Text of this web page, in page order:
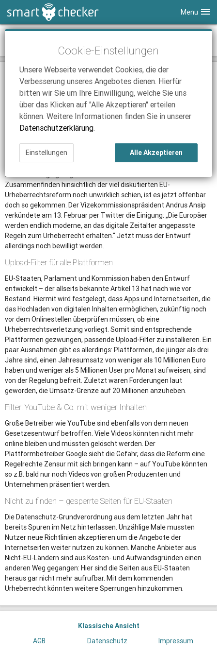
Menu
Smartphone Vergleich
Anbieter
iPhone Tarifvergleich
News
Ratgeber
Tarifvergleich
Tablet Vergleich
Surfsticks
iPad Tarifvergleich
News
Tarifvergleich
Internetanbieter
DSL Tarife
News
SmartChecker TV
15.02.2019 | 10:10|Düsseldorf|Janis Kleinwächter
Upload-Filter werden fester Bestandteil
Nach stockenden Verhandlungen ist es jetzt anscheinend
schnell gegangen: Die EU-Parteien haben einen neuen Entwurf
für ein kommendes Urheberrecht vorgelegt. Dabei sind die
sogenannten Upload-Filter fester Bestandteil, außerdem sollen
Google, Facebook und Co. zur Kasse gebeten werden.
Am Ende ein schneller Beschluss?
Zum Schluss ging es ganz schnell – während Ende Januar ein
Zusammenfinden hinsichtlich der viel diskutierten EU-
Urheberrechtsreform noch unwirklich schien, ist es jetzt offenbar
doch so gekommen. Der Vizekommissionspräsident Andrus Ansip
verkündete am 13. Februar per Twitter die Einigung: „Die Europäer
werden endlich moderne, an das digitale Zeitalter angepasste
Regeln zum Urheberrecht erhalten.“ Jetzt muss der Entwurf
allerdings noch bewilligt werden.
Upload-Filter für alle Plattformen
EU-Staaten, Parlament und Kommission haben den Entwurf
entwickelt – der allseits bekannte Artikel 13 hat nach wie vor
Bestand. Hiermit wird festgelegt, dass Apps und Internetseiten, die
das Hochladen von digitalen Inhalten ermöglichen, zukünftig noch
vor dem Onlinestellen überprüfen müssen, ob eine
Urheberrechtsverletzung vorliegt. Somit sind entsprechende
Plattformen gezwungen, passende Upload-Filter zu installieren. Ein
paar Ausnahmen gibt es allerdings: Plattformen, die jünger als drei
Jahre sind, einen Jahresumsatz von weniger als 10 Millionen Euro
haben und weniger als 5 Millionen User pro Monat aufweisen, sind
von der Regelung befreit. Zuletzt waren Forderungen laut
geworden, die Umsatz-Grenze auf 20 Millionen anzuheben.
Filter: YouTube & Co. mit weniger Inhalten
Große Betreiber wie YouTube sind ebenfalls von dem neuen
Gesetzesentwurf betroffen. Viele Videos könnten nicht mehr
online bleiben und müssten gelöscht werden. Der
Plattformbetreiber Google sieht die Gefahr, dass die Reform eine
Regelrechte Zensur mit sich bringen kann – auf YouTube könnten
so z.B. bald nur noch Videos von großen Produzenten und
Unternehmen präsentiert werden.
Nicht zu finden – gesperrte Seiten für EU-Staaten
Die Datenschutz-Grundverordnung aus dem letzten Jahr hat
bereits Spuren im Netz hinterlassen. Unzählige Male mussten
Nutzer neue Richtlinien akzeptieren um die Angebote der
Internetseiten weiter nutzen zu können. Manche Anbieter aus
Nicht-EU-Ländern sind aus Kosten- und Aufwandsgründen einen
anderen Weg gegangen: Hier sind die Seiten aus EU-Staaten
heraus gar nicht mehr aufrufbar. Mit dem kommenden
Urheberrecht könnten weitere Sperrungen hinzukommen.
Klassische Ansicht
AGB
Datenschutz
Impressum
Cookie-Einstellungen
Unsere Webseite verwendet Cookies, die der
Verbesserung unseres Angebotes dienen. Hierfür
bitten wir Sie um Ihre Einwilligung, welche Sie uns
über das Klicken auf "Alle Akzeptieren" erteilen
können. Weitere Informationen finden Sie in unserer
Datenschutzerklärung.
Einstellungen Alle Akzeptieren